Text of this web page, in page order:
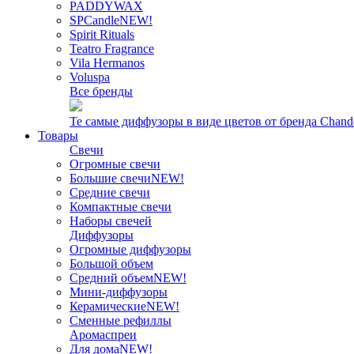
PADDYWAX
SPCandleNEW!
Spirit Rituals
Teatro Fragrance
Vila Hermanos
Voluspa
Все бренды
Те самые диффузоры в виде цветов от бренда
Товары
Свечи
Огромные свечи
Большие свечиNEW!
Средние свечи
Компактные свечи
Наборы свечей
Диффузоры
Огромные диффузоры
Большой объем
Средний объемNEW!
Мини-диффузоры
КерамическиеNEW!
Сменные рефиллы
Аромаспреи
Для домаNEW!